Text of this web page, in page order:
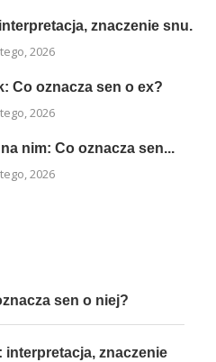
znaczenie snu.
2026
Co oznacza sen o ex?
2026
nim: Co oznacza sen...
2026
sen o niej?
interpretacja, znaczenie